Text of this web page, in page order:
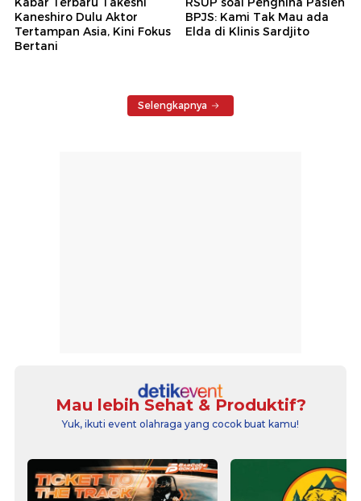
Kaneshiro Dulu Aktor
Tertampan Asia, Kini Fokus
Bertani
BPJS: Kami Tak Mau ada
Elda di Klinis Sardjito
Selengkapnya
Mau lebih Sehat & Produktif?
Yuk, ikuti event olahraga yang cocok buat kamu!